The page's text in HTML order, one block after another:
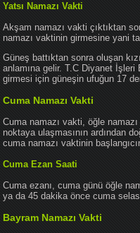
Yatsı Namazı Vakti
Akşam namazı vakti çıktıktan
namazı vaktinin girmesine yani
Güneş battıktan sonra oluşan
anlamına gelir. T.C Diyanet İşleri
girmesi için güneşin ufuğun 17
Cuma Namazı Vakti
Cuma namazı vakti, öğle
noktaya ulaşmasının ardından
cuma namazı vaktinin
Cuma Ezan Saati
Cuma ezanı, cuma günü öğle
ya da 45 dakika önce cuma
Bayram Namazı Vakti